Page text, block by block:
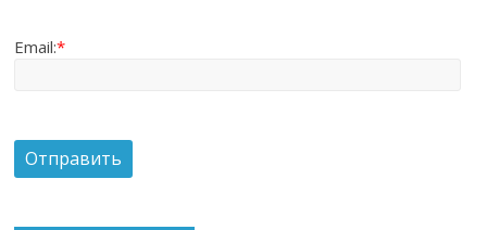
Email:*